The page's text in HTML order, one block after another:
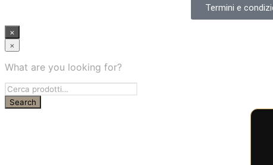
Termini e
×
×
What are you looking for?